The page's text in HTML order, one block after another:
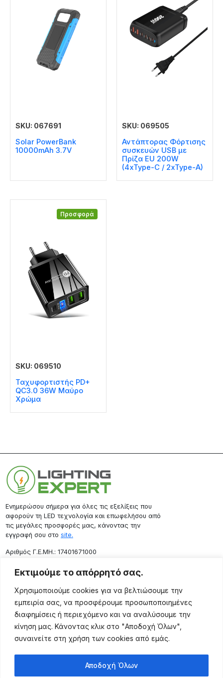
Εκτιμούμε το απόρρητό σας.
Χρησιμοποιούμε cookies για να βελτιώσουμε την
εμπειρία σας, να προσφέρουμε προσωποποιημένες
διαφημίσεις ή περιεχόμενο και να αναλύσουμε την
κίνηση μας. Κάνοντας κλικ στο "Αποδοχή Όλων",
συναινείτε στη χρήση των cookies από εμάς.
Αποδοχή Όλων
SKU: 067691
Solar PowerBank
10000mAh 3.7V
SKU: 069505
Αντάπτορας Φόρτισης
συσκευών USB με
Πρίζα EU 200W
(4xType-C / 2xType-A)
Προσφορά
SKU: 069510
Ταχυφορτιστής PD+
QC3.0 36W Μαύρο
Χρώμα
Ενημερώσου σήμερα για όλες τις εξελίξεις που
αφορούν τη LED τεχνολογία και επωφελήσου από
τις μεγάλες προσφορές μας, κάνοντας την
εγγραφή σου στο site.
Aριθμός Γ.Ε.ΜΗ.: 17401671000
Επικοινωνία
Ρόδου 133, Αθήνα 10443
(+30) 211 725 5427
sales@lightingexpert.gr
Χρήσιμες Σελίδες